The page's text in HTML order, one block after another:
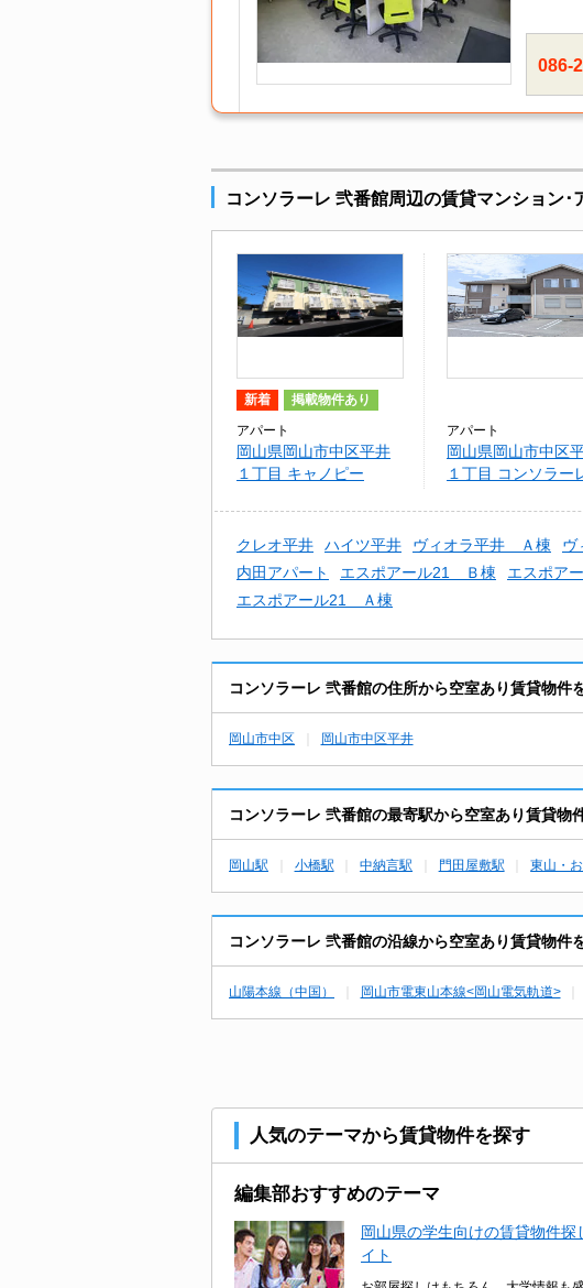
086-
コンソラーレ 弐番館周辺の賃貸マンション･
新着 掲載物件あり
アパート
岡山県岡山市中区平井
１丁目 キャノピー
アパート
岡山県岡山市中区
１丁目 コンソラー
クレオ平井 ハイツ平井 ヴィオラ平井 Ａ棟 ヴ
内田アパート
エスポアール21 Ｂ棟 エスポア
エスポアール21 Ａ棟
コンソラーレ 弐番館の住所から空室あり賃貸物件
岡山市中区 岡山市中区平井
コンソラーレ 弐番館の最寄駅から空室あり賃貸物
岡山駅 小橋駅 中納言駅 門田屋敷駅 東山・
コンソラーレ 弐番館の沿線から空室あり賃貸物件
山陽本線（中国） 岡山市電東山本線<岡山電気軌道>
人気のテーマから賃貸物件を探す
編集部おすすめのテーマ
岡山県の学生向けの賃貸物件探
イト